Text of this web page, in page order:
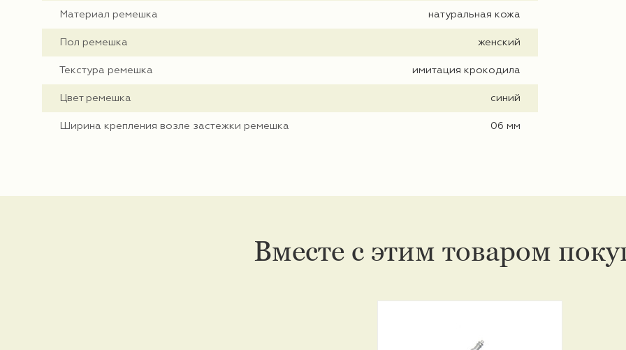
Материал ремешка натуральная кожа
Пол ремешка женский
Текстура ремешка имитация крокодила
Цвет ремешка синий
Ширина крепления возле застежки ремешка 06 мм
Вместе с этим товаром